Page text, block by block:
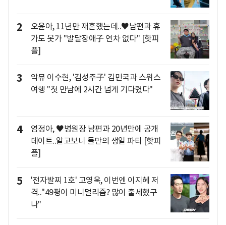
2
오윤아, 11년만 재혼했는데..♥남편과 휴
가도 못가 "발달장애子 연차 없다" [핫피
플]
3
악뮤 이수현, '김성주子' 김민국과 스위스
여행 "첫 만남에 2시간 넘게 기다렸다"
4
염정아, ♥병원장 남편과 20년만에 공개
데이트..알고보니 둘만의 생일 파티 [핫피
플]
5
'전자발찌 1호' 고영욱, 이번엔 이지혜 저
격.."49평이 미니멀리즘? 많이 출세했구
나"